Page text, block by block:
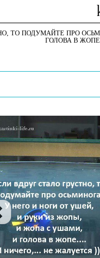
ТО ПОДУМАЙТЕ ПРО
ГОЛОВА В